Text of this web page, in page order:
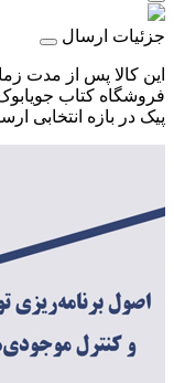
جزئیات ارسال
این کالا پس از مدت
فروشگاه کتاب
پیک در بازه انتخابی